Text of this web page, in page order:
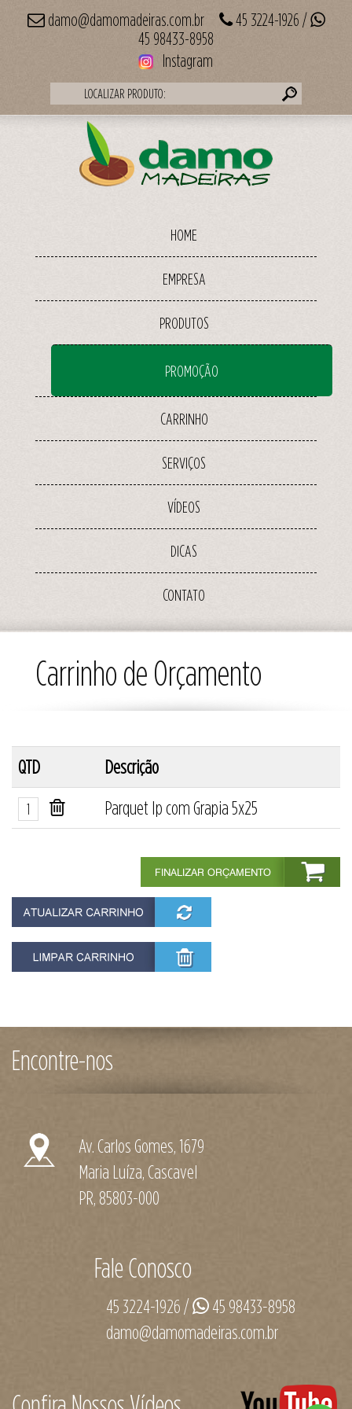
damo@damomadeiras.com.br
45 3224-1926 /
45 98433-8958
Instagram
LOCALIZAR PRODUTO:
HOME
EMPRESA
PRODUTOS
PROMOÇÃO
CARRINHO
SERVIÇOS
VÍDEOS
DICAS
CONTATO
Carrinho de Orçamento
QTD
Descrição
Parquet Ip com Grapia 5x25
Encontre-nos
Av. Carlos Gomes, 1679
Maria Luíza, Cascavel
PR, 85803-000
Fale Conosco
45 3224-1926 /
45 98433-8958
damo@damomadeiras.com.br